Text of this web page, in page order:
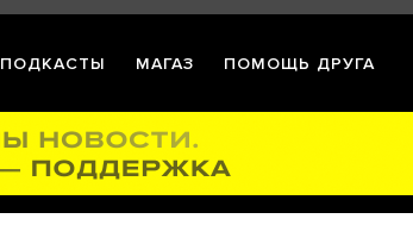
ПОДКАСТЫ МАГАЗ ПОМОЩЬ ДРУГА